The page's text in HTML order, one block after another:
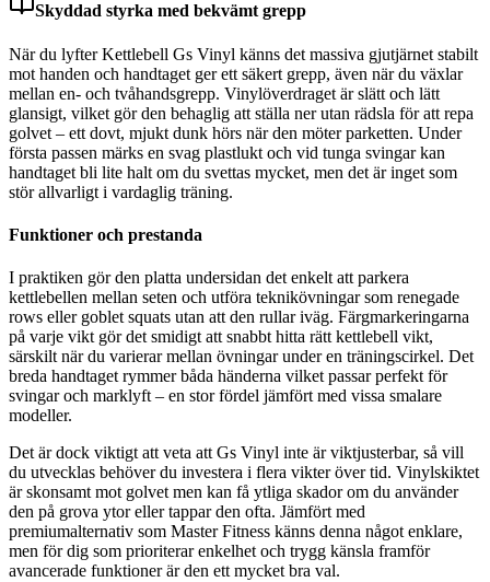
Skyddad styrka med bekvämt grepp
När du lyfter Kettlebell Gs Vinyl känns det massiva gjutjärnet stabilt
mot handen och handtaget ger ett säkert grepp, även när du växlar
mellan en- och tvåhandsgrepp. Vinylöverdraget är slätt och lätt
glansigt, vilket gör den behaglig att ställa ner utan rädsla för att repa
golvet – ett dovt, mjukt dunk hörs när den möter parketten. Under
första passen märks en svag plastlukt och vid tunga svingar kan
handtaget bli lite halt om du svettas mycket, men det är inget som
stör allvarligt i vardaglig träning.
Funktioner och prestanda
I praktiken gör den platta undersidan det enkelt att parkera
kettlebellen mellan seten och utföra teknikövningar som renegade
rows eller goblet squats utan att den rullar iväg. Färgmarkeringarna
på varje vikt gör det smidigt att snabbt hitta rätt kettlebell vikt,
särskilt när du varierar mellan övningar under en träningscirkel. Det
breda handtaget rymmer båda händerna vilket passar perfekt för
svingar och marklyft – en stor fördel jämfört med vissa smalare
modeller.
Det är dock viktigt att veta att Gs Vinyl inte är viktjusterbar, så vill
du utvecklas behöver du investera i flera vikter över tid. Vinylskiktet
är skonsamt mot golvet men kan få ytliga skador om du använder
den på grova ytor eller tappar den ofta. Jämfört med
premiumalternativ som Master Fitness känns denna något enklare,
men för dig som prioriterar enkelhet och trygg känsla framför
avancerade funktioner är den ett mycket bra val.